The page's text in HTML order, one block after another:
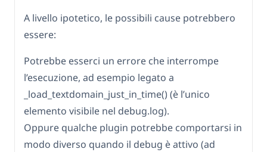
A livello ipotetico, le possibili cause potrebbero
essere:
Potrebbe esserci un errore che interrompe
l’esecuzione, ad esempio legato a
_load_textdomain_just_in_time() (è l’unico
elemento visibile nel debug.log).
Oppure qualche plugin potrebbe comportarsi in
modo diverso quando il debug è attivo (ad